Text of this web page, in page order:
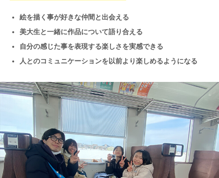
絵を描く事が好きな仲間と出会える
美大生と一緒に作品について語り合える
自分の感じた事を表現する楽しさを実感できる
人とのコミュニケーションを以前より楽しめるようになる